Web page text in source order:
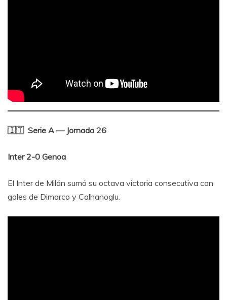
🇮🇹 Serie A — Jornada 26
Inter 2-0 Genoa
El Inter de Milán sumó su octava victoria consecutiva con
goles de Dimarco y Calhanoglu.